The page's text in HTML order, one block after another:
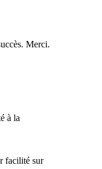
Merci.
à la
facilité sur